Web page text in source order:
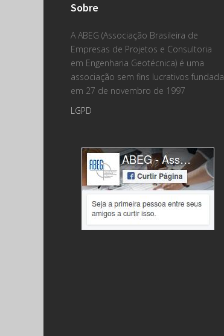
Sobre
A ABEG (Associação Brasileira de
Empresas de Projetos e Consultoria
em Engenharia Geotécnica) é uma
associação sem fins lucrativos fundada
em 27 de novembro de 1997
LGPD